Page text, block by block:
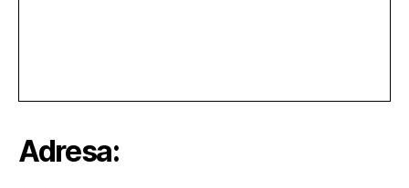
Adresa: